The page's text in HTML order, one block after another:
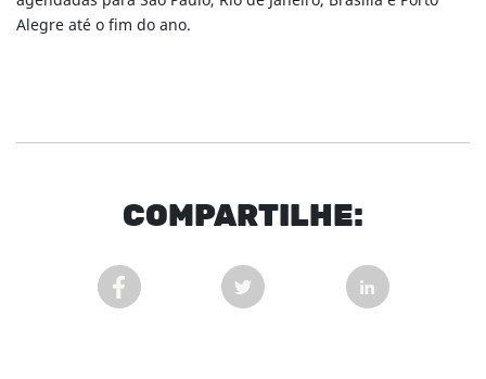
COMPARTILHE:
COMPARTILHAR POST NO FACEBOOK EM NOVA
COMPARTILHAR POST NO
Alegre até o fim do ano.